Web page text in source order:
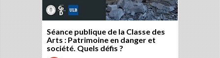
Séance publique de la Classe des
Arts : Patrimoine en danger et
société. Quels défis ?